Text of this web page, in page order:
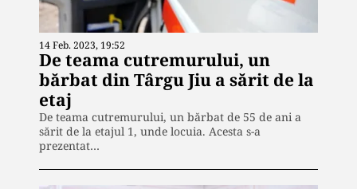
14 Feb. 2023, 19:52
De teama cutremurului, un
bărbat din Târgu Jiu a sărit de la
etaj
De teama cutremurului, un bărbat de 55 de ani a
sărit de la etajul 1, unde locuia. Acesta s-a
prezentat…